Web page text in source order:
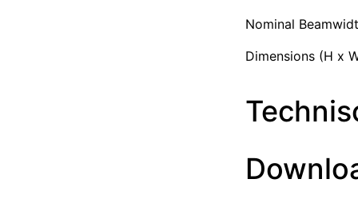
Nominal
Dimensions (H x